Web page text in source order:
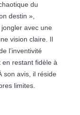
du
destin »,
avec une
vision claire. Il
l’inventivité
en restant fidèle à
son avis, il réside
limites.